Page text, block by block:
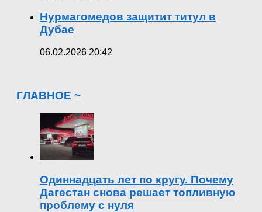
Нурмагомедов защитит титул в
Дубае
06.02.2026 20:42
ГЛАВНОЕ ~
Одиннадцать лет по кругу. Почему
Дагестан снова решает топливную
проблему с нуля